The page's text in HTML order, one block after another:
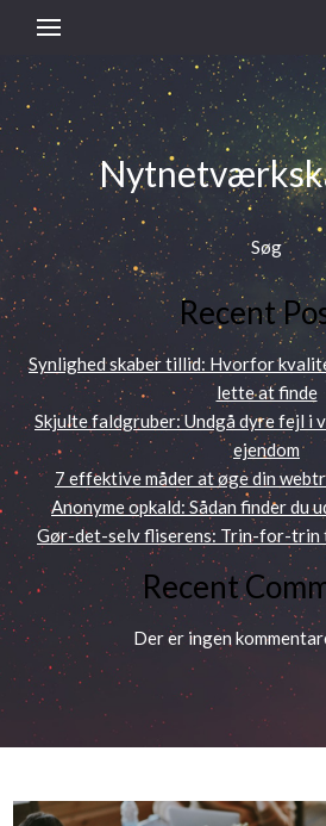
Søg
Recent
Synlighed skaber tillid: Hvorfor
lette at finde
Skjulte faldgruber: Undgå dyre fejl i
ejendom
7 effektive måder at øge din
Anonyme opkald: Sådan finder du
Gør-det-selv fliserens: Trin-for-trin
Recent
Der er ingen